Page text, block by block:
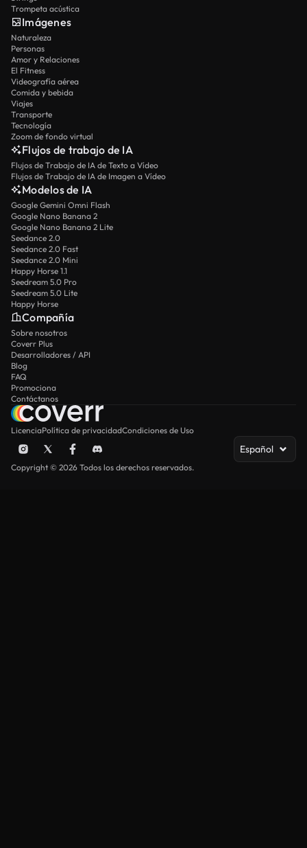
Trompeta acústica
Imágenes
Naturaleza
Personas
Amor y Relaciones
El Fitness
Videografía aérea
Comida y bebida
Viajes
Transporte
Tecnología
Zoom de fondo virtual
Flujos de trabajo de IA
Flujos de Trabajo de IA de Texto a Vídeo
Flujos de Trabajo de IA de Imagen a Vídeo
Modelos de IA
Google Gemini Omni Flash
Google Nano Banana 2
Google Nano Banana 2 Lite
Seedance 2.0
Seedance 2.0 Fast
Seedance 2.0 Mini
Happy Horse 1.1
Seedream 5.0 Pro
Seedream 5.0 Lite
Happy Horse
Compañía
Sobre nosotros
Coverr Plus
Desarrolladores / API
Blog
FAQ
Promociona
Contáctanos
LicenciaPolítica de privacidadCondiciones de Uso
Español
Copyright © 2026 Todos los derechos reservados.